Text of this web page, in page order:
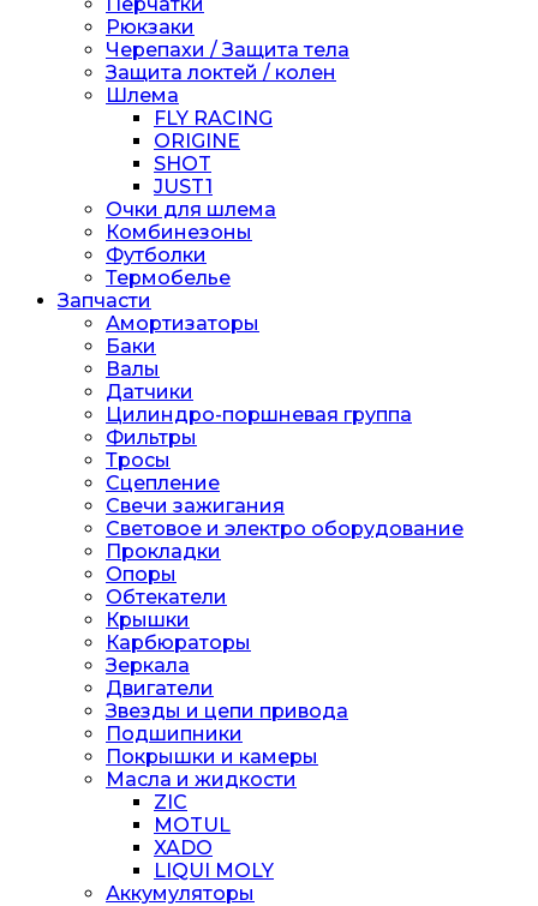
Рюкзаки
Черепахи / Защита тела
Защита локтей / колен
Шлема
FLY RACING
ORIGINE
SHOT
JUST1
Очки для шлема
Комбинезоны
Футболки
Термобелье
Запчасти
Амортизаторы
Баки
Валы
Датчики
Цилиндро-поршневая группа
Фильтры
Тросы
Сцепление
Свечи зажигания
Световое и электро оборудование
Прокладки
Опоры
Обтекатели
Крышки
Карбюраторы
Зеркала
Двигатели
Звезды и цепи привода
Подшипники
Покрышки и камеры
Масла и жидкости
ZIC
MOTUL
XADO
LIQUI MOLY
Аккумуляторы